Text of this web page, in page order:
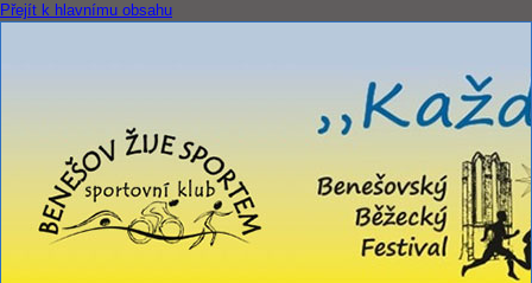
Přejít k hlavnímu obsahu